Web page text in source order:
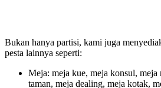
Bukan hanya partisi, kami juga
pesta lainnya seperti:
Meja: meja kue, meja konsul, meja
taman, meja dealing, meja kotak,